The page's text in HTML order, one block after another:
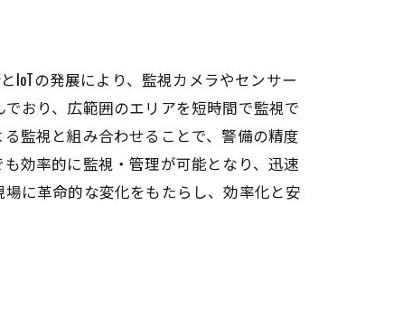
IoTの発展により、監視カメラやセンサー
おり、広範囲のエリアを短時間で監視で
監視と組み合わせることで、警備の精度
効率的に監視・管理が可能となり、迅速
に革命的な変化をもたらし、効率化と安